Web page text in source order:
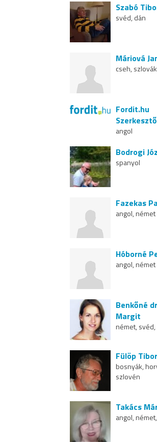
Szabó
svéd, dán
Máriová
cseh, szlovák
Fordit.hu
angol
Bodrogi
spanyol
Fazekas
angol, német
Hóborné
angol, német
Benkőné
Margit
német,
Fülöp Tibor
bosnyák,
szlovén
Takács
angol,